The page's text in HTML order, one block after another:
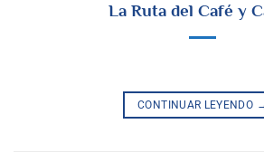
La Ruta del Café y
CONTINUAR LEYENDO